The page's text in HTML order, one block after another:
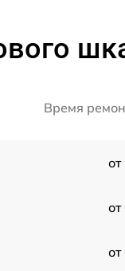
Время